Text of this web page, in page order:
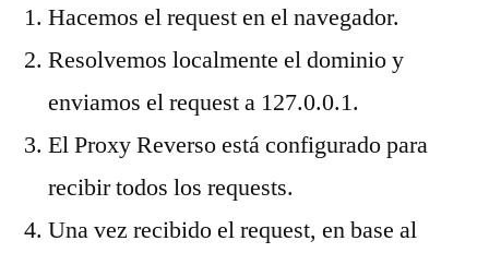
Hacemos el request en el navegador.
Resolvemos localmente el dominio y
enviamos el request a 127.0.0.1.
El Proxy Reverso está configurado para
recibir todos los requests.
Una vez recibido el request, en base al